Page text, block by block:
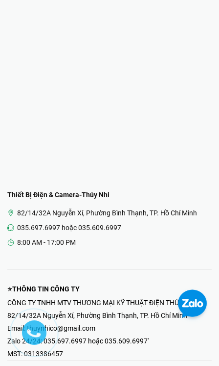
Thiết Bị Điện & Camera-Thúy Nhi
82/14/32A Nguyễn Xí, Phường Bình Thạnh, TP. Hồ Chí Minh
035.697.6997 hoặc 035.609.6997
8:00 AM - 17:00 PM
⭐THÔNG TIN CÔNG TY
CÔNG TY TNHH MTV THƯƠNG MẠI KỸ THUẬT ĐIỆN THÚY NHI
82/14/32A Nguyễn Xí, Phường Bình Thạnh, TP. Hồ Chí Minh
Email: thuynhico@gmail.com
Zalo 24/24:035.697.6997 hoặc 035.609.6997'
MST:0313386457